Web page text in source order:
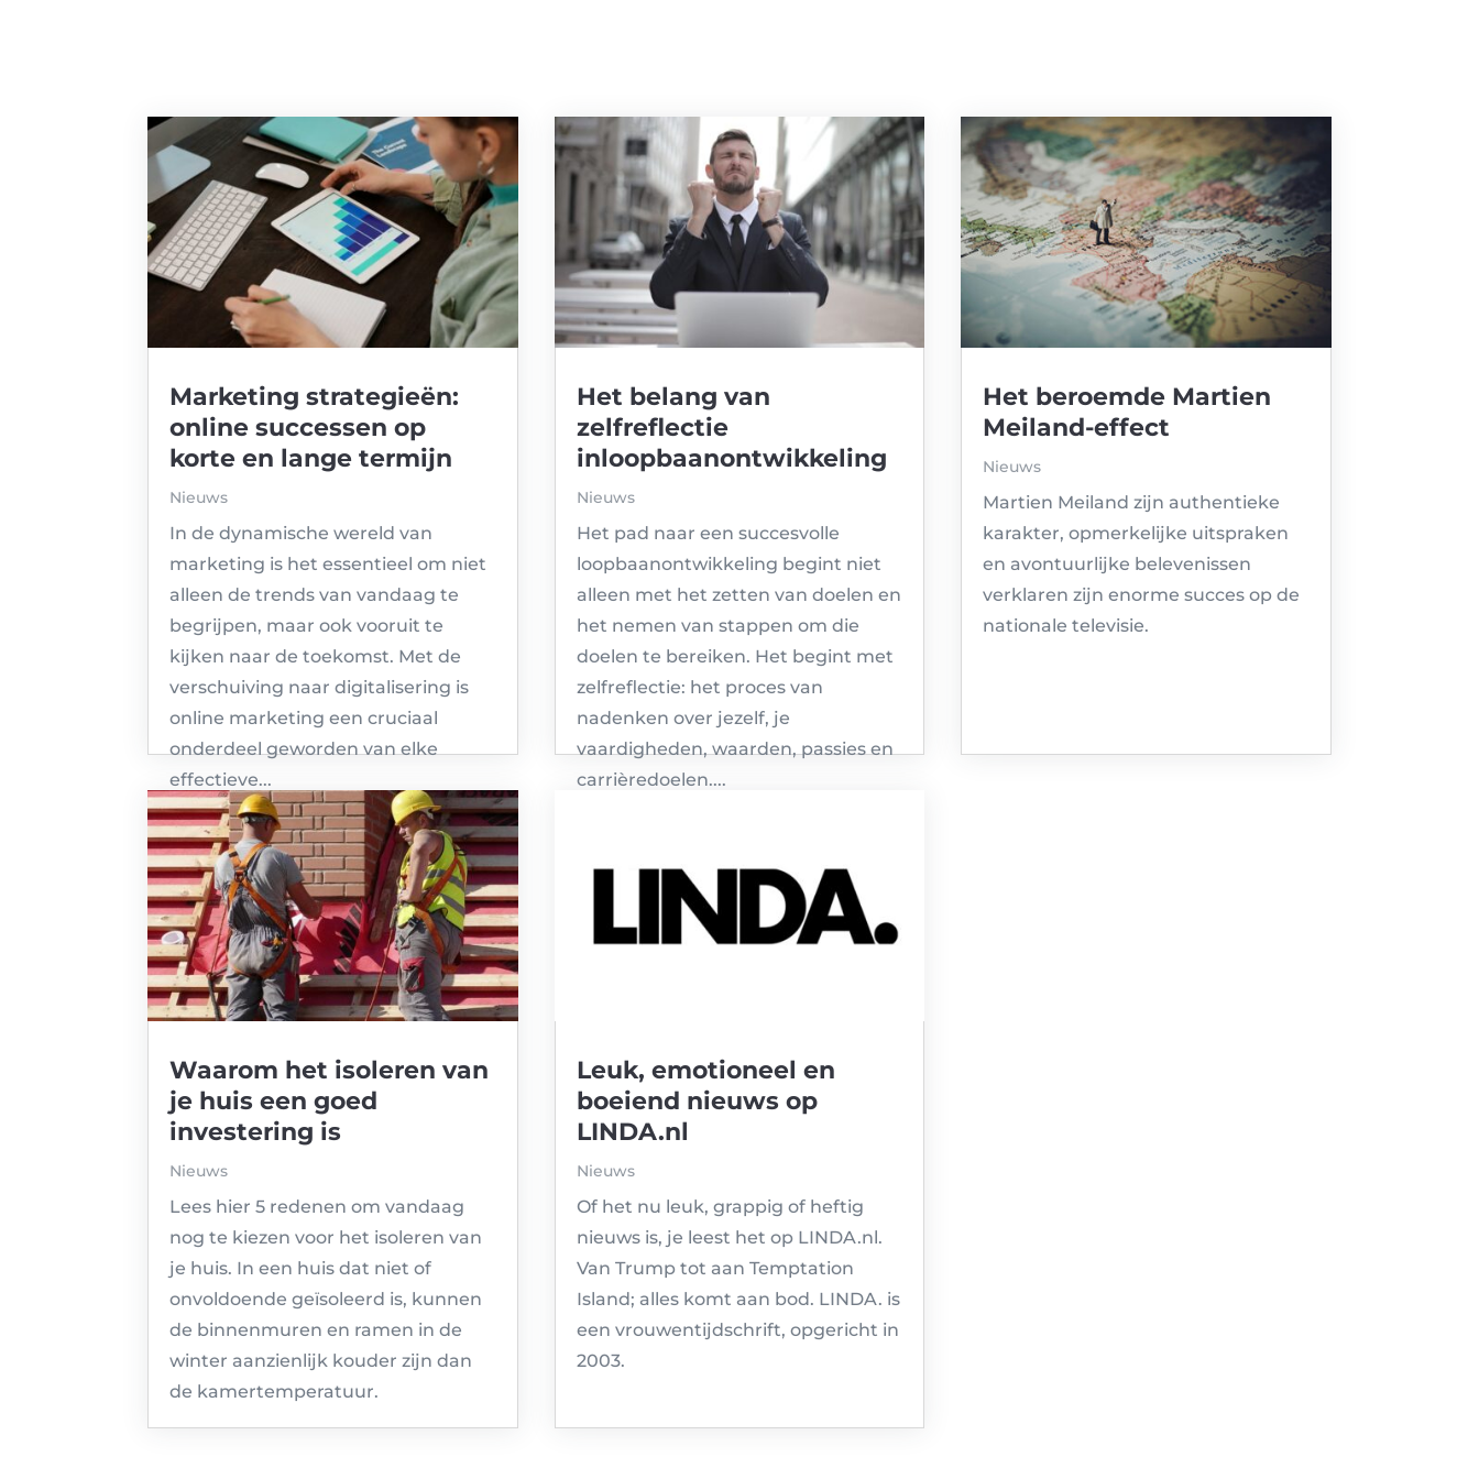
Marketing strategieën:
online successen op
korte en lange termijn
Nieuws
In de dynamische wereld van
marketing is het essentieel om niet
alleen de trends van vandaag te
begrijpen, maar ook vooruit te
kijken naar de toekomst. Met de
verschuiving naar digitalisering is
online marketing een cruciaal
onderdeel geworden van elke
effectieve...
Waarom het isoleren van
je huis een goed
investering is
Nieuws
Lees hier 5 redenen om vandaag
nog te kiezen voor het isoleren van
je huis. In een huis dat niet of
onvoldoende geïsoleerd is, kunnen
de binnenmuren en ramen in de
winter aanzienlijk kouder zijn dan
de kamertemperatuur.
Het belang van
zelfreflectie
inloopbaanontwikkeling
Nieuws
Het pad naar een succesvolle
loopbaanontwikkeling begint niet
alleen met het zetten van doelen en
het nemen van stappen om die
doelen te bereiken. Het begint met
zelfreflectie: het proces van
nadenken over jezelf, je
vaardigheden, waarden, passies en
carrièredoelen....
Leuk, emotioneel en
boeiend nieuws op
LINDA.nl
Nieuws
Of het nu leuk, grappig of heftig
nieuws is, je leest het op LINDA.nl.
Van Trump tot aan Temptation
Island; alles komt aan bod. LINDA. is
een vrouwentijdschrift, opgericht in
2003.
Het beroemde Martien
Meiland-effect
Nieuws
Martien Meiland zijn authentieke
karakter, opmerkelijke uitspraken
en avontuurlijke belevenissen
verklaren zijn enorme succes op de
nationale televisie.